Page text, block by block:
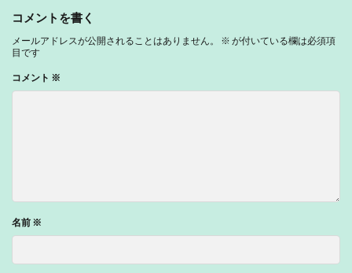
コメントを書く
メールアドレスが公開されることはありません。 ※ が付いている欄は必須項
目です
コメント ※
名前 ※